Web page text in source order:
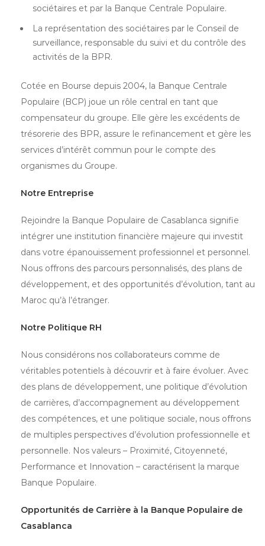
sociétaires et par la Banque Centrale Populaire.
La représentation des sociétaires par le Conseil de
surveillance, responsable du suivi et du contrôle des
activités de la BPR.
Cotée en Bourse depuis 2004, la Banque Centrale
Populaire (BCP) joue un rôle central en tant que
compensateur du groupe. Elle gère les excédents de
trésorerie des BPR, assure le refinancement et gère les
services d’intérêt commun pour le compte des
organismes du Groupe.
Notre Entreprise
Rejoindre la Banque Populaire de Casablanca signifie
intégrer une institution financière majeure qui investit
dans votre épanouissement professionnel et personnel.
Nous offrons des parcours personnalisés, des plans de
développement, et des opportunités d’évolution, tant au
Maroc qu’à l’étranger.
Notre Politique RH
Nous considérons nos collaborateurs comme de
véritables potentiels à découvrir et à faire évoluer. Avec
des plans de développement, une politique d’évolution
de carrières, d’accompagnement au développement
des compétences, et une politique sociale, nous offrons
de multiples perspectives d’évolution professionnelle et
personnelle. Nos valeurs – Proximité, Citoyenneté,
Performance et Innovation – caractérisent la marque
Banque Populaire.
Opportunités de Carrière à la Banque Populaire de
Casablanca